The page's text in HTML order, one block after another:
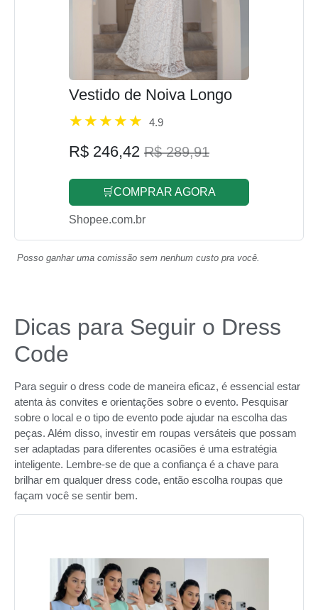
Vestido de Noiva Longo
4.9
R$ 246,42 R$ 289,91
🛒COMPRAR AGORA
Shopee.com.br
Posso ganhar uma comissão sem nenhum custo pra você.
Dicas para Seguir o Dress
Code
Para seguir o dress code de maneira eficaz, é essencial estar
atenta às convites e orientações sobre o evento. Pesquisar
sobre o local e o tipo de evento pode ajudar na escolha das
peças. Além disso, investir em roupas versáteis que possam
ser adaptadas para diferentes ocasiões é uma estratégia
inteligente. Lembre-se de que a confiança é a chave para
brilhar em qualquer dress code, então escolha roupas que
façam você se sentir bem.